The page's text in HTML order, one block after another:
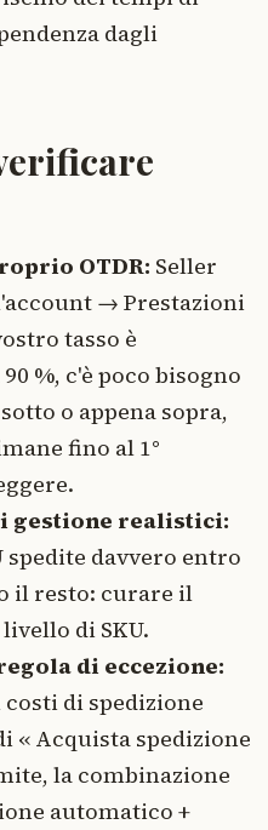
dagli
OTDR: Seller
→ Prestazioni
tasso è
%, c'è poco bisogno
o appena sopra,
fino al 1°
gestione realistici:
spedite davvero entro
il resto: curare il
di SKU.
di eccezione:
di spedizione
« Acquista spedizione
la combinazione
automatico +